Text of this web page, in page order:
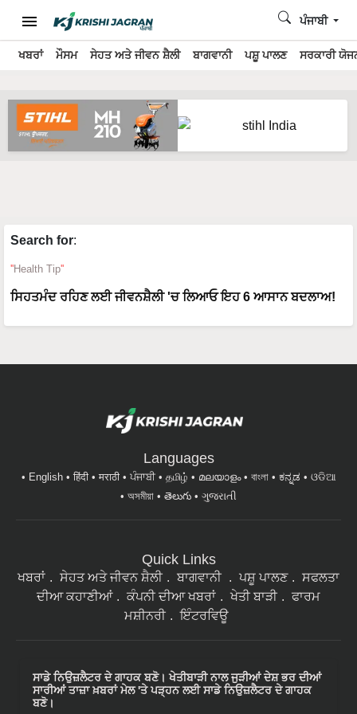
ਖਬਰਾਂ ਮੌਸਮ ਸੇਹਤ ਅਤੇ ਜੀਵਨ ਸ਼ੈਲੀ ਬਾਗਵਾਨੀ ਪਸ਼ੂ ਪਾਲਣ ਸਰਕਾਰੀ
ਪੰਜਾਬੀ
Search for:
Health Tip
ਸਿਹਤਮੰਦ ਰਹਿਣ ਲਈ ਜੀਵਨਸ਼ੈਲੀ 'ਚ ਲਿਆਓ ਇਹ 6 ਆਸਾਨ ਬਦਲਾਅ!
Languages
English हिंदी मराठी ਪੰਜਾਬੀ தமிழ் മലയാളം বাংলা ಕನ್ನಡ
ଓଡିଆ
অসমীয়া
తెలుగు ગુજરાતી
Quick Links
ਖਬਰਾਂ ਸੇਹਤ ਅਤੇ ਜੀਵਨ ਸ਼ੈਲੀ ਬਾਗਵਾਨੀ ਪਸ਼ੂ ਪਾਲਣ
ਸਫਲਤਾ
ਦੀਆ ਕਹਾਣੀਆਂ
ਕੰਪਨੀ ਦੀਆ ਖਬਰਾਂ ਖੇਤੀ ਬਾੜੀ
ਫਾਰਮ
ਮਸ਼ੀਨਰੀ
ਇੰਟਰਵਿਊ
ਸਾਡੇ ਨਿਉਜ਼ਲੈਟਰ ਦੇ ਗਾਹਕ ਬਣੋ। ਖੇਤੀਬਾੜੀ ਨਾਲ ਜੁੜੀਆਂ ਦੇਸ਼ ਭਰ ਦੀਆਂ
ਸਾਰੀਆਂ ਤਾਜ਼ਾ ਖ਼ਬਰਾਂ ਮੇਲ 'ਤੇ ਪੜ੍ਹਨ ਲਈ ਸਾਡੇ ਨਿਉਜ਼ਲੈਟਰ ਦੇ ਗਾਹਕ
ਬਣੋ।